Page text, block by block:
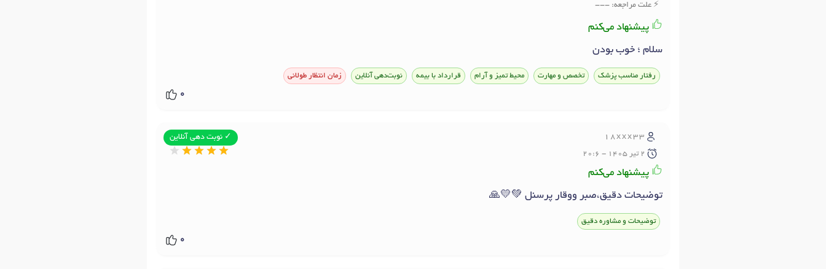
علت مراجعه: ---
پیشنهاد می‌کنم
سلام ؛ خوب بودن
رفتار مناسب پزشک تخصص و مهارت محیط تمیز و آرام قرارداد با بیمه نوبت‌دهی آنلاین زمان انتظار طولانی
0
18xxx33 ✓ نوبت دهی آنلاین
2 تير 1405 - 20:6
پیشنهاد می‌کنم
توضیحات دقیق،صبر ووقار پرسنل 💚💛🙏
توضیحات و مشاوره دقیق
0